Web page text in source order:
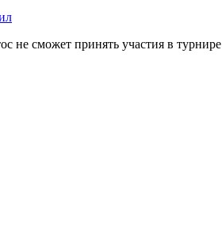
сможет принять участия в турнире